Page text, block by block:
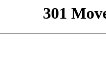
301